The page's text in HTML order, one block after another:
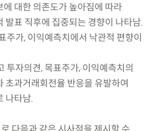
대한 의존도가 높아짐에 따라
발표 직후에 집중되는 경향이 나타남.
주가, 이익예측치에서 낙관적 편향이
투자의견, 목표주가, 이익예측치의
초과거래회전율 반응을 유발하여
나타남.
다음과 같은 시사점을 제시할 수